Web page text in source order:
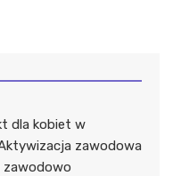
dla kobiet w
zawodowa
zawodowo